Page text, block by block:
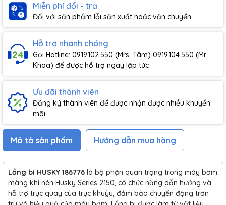
Miễn phí đổi - trả
Đối với sản phẩm lỗi sản xuất hoặc vận chuyển
Hỗ trợ nhanh chóng
Gọi Hotline: 0919.102.550 (Mrs. Tâm) 0919.104.550 (Mr.
Khoa) để được hỗ trợ ngay lập tức
Ưu đãi thành viên
Đăng ký thành viên để được nhận được nhiều khuyến
mãi
Mô tả sản phẩm Hướng dẫn mua hàng
Lồng bi HUSKY 186776 là bộ phận quan trọng trong máy bơm
màng khí nén Husky Series 2150, có chức năng dẫn hướng và
hỗ trợ trục quay của trục khuỷu, đảm bảo chuyển động trơn